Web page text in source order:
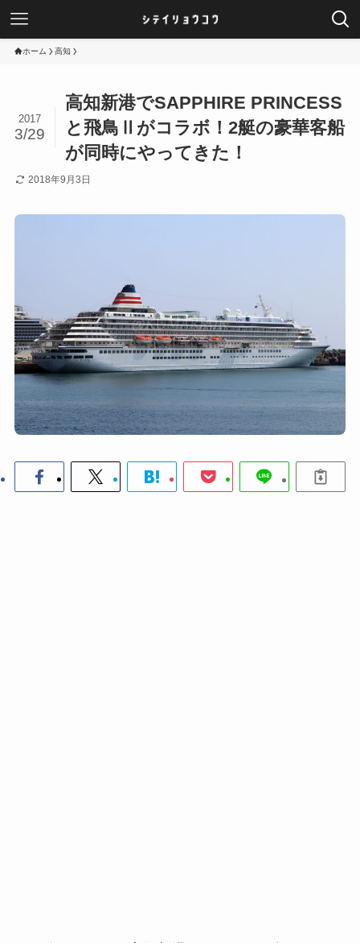
ホーム 高知
高知新港でSAPPHIRE PRINCESS
と飛鳥Ⅱがコラボ！2艇の豪華客船
が同時にやってきた！
2017
3/29
2018年9月3日